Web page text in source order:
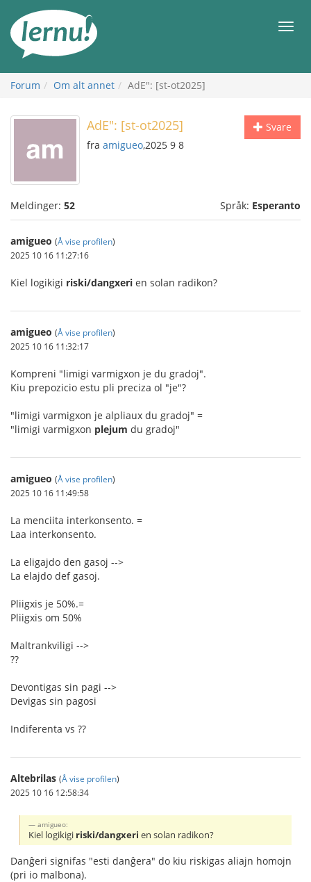
innholdet
Meny
Forum Om alt annet AdE": [st-ot2025]
Svare
AdE": [st-ot2025]
fra amigueo,2025 9 8
Meldinger: 52 Språk: Esperanto
amigueo (Å vise profilen)
2025 10 16 11:27:16
Kiel logikigi riski/dangxeri en solan radikon?
amigueo (Å vise profilen)
2025 10 16 11:32:17
Kompreni "limigi varmigxon je du gradoj".
Kiu prepozicio estu pli preciza ol "je"?
"limigi varmigxon je alpliaux du gradoj" =
"limigi varmigxon plejum du gradoj"
amigueo (Å vise profilen)
2025 10 16 11:49:58
La menciita interkonsento. =
Laa interkonsento.
La eligajdo den gasoj -->
La elajdo def gasoj.
Pliigxis je 50%.=
Pliigxis om 50%
Maltrankviligi -->
??
Devontigas sin pagi -->
Devigas sin pagosi
Indiferenta vs ??
Altebrilas (Å vise profilen)
2025 10 16 12:58:34
amigueo:
Kiel logikigi riski/dangxeri en solan radikon?
Danĝeri signifas "esti danĝera" do kiu riskigas aliajn homojn
(pri io malbona).